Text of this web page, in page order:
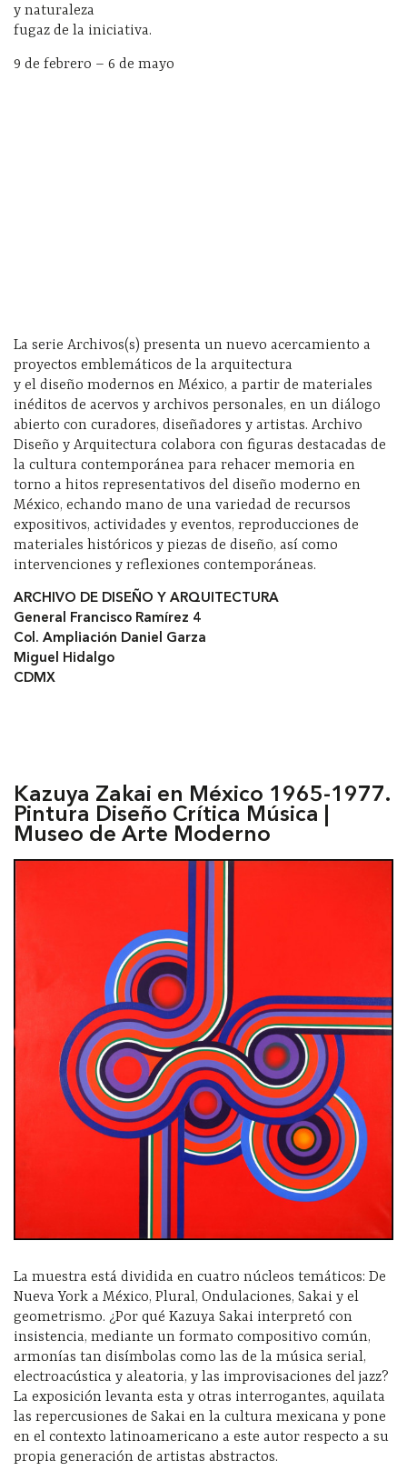
y naturaleza
fugaz de la iniciativa.
9 de febrero – 6 de mayo
La serie Archivos(s) presenta un nuevo acercamiento a
proyectos emblemáticos de la arquitectura
y el diseño modernos en México, a partir de materiales
inéditos de acervos y archivos personales, en un diálogo
abierto con curadores, diseñadores y artistas. Archivo
Diseño y Arquitectura colabora con figuras destacadas de
la cultura contemporánea para rehacer memoria en
torno a hitos representativos del diseño moderno en
México, echando mano de una variedad de recursos
expositivos, actividades y eventos, reproducciones de
materiales históricos y piezas de diseño, así como
intervenciones y reflexiones contemporáneas.
ARCHIVO DE DISEÑO Y ARQUITECTURA
General Francisco Ramírez 4
Col. Ampliación Daniel Garza
Miguel Hidalgo
CDMX
Kazuya Zakai en México 1965-1977.
Pintura Diseño Crítica Música |
Museo de Arte Moderno
La muestra está dividida en cuatro núcleos temáticos: De
Nueva York a México, Plural, Ondulaciones, Sakai y el
geometrismo. ¿Por qué Kazuya Sakai interpretó con
insistencia, mediante un formato compositivo común,
armonías tan disímbolas como las de la música serial,
electroacústica y aleatoria, y las improvisaciones del jazz?
La exposición levanta esta y otras interrogantes, aquilata
las repercusiones de Sakai en la cultura mexicana y pone
en el contexto latinoamericano a este autor respecto a su
propia generación de artistas abstractos.